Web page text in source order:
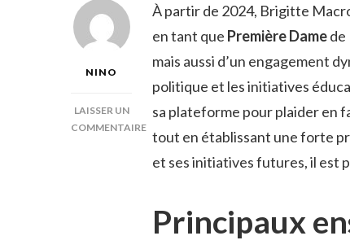
NINO
LAISSER UN
COMMENTAIRE
À partir de 2024, Brigitte
en tant que Première Damede
mais aussi d’un engagement
politique et les initiatives
sa plateforme pour plaider en
tout en établissant une forte
et ses initiatives futures, il est
Principaux